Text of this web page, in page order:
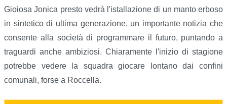
Gioiosa Jonica presto vedrà l'istallazione di un manto erboso
in sintetico di ultima generazione, un importante notizia che
consente alla società di programmare il futuro, puntando a
traguardi anche ambiziosi. Chiaramente l'inizio di stagione
potrebbe vedere la squadra giocare lontano dai confini
comunali, forse a Roccella.